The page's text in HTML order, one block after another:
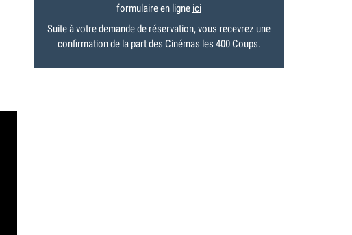
formulaire en ligne ici
Suite à votre demande de réservation, vous recevrez une
confirmation de la part des Cinémas les 400 Coups.